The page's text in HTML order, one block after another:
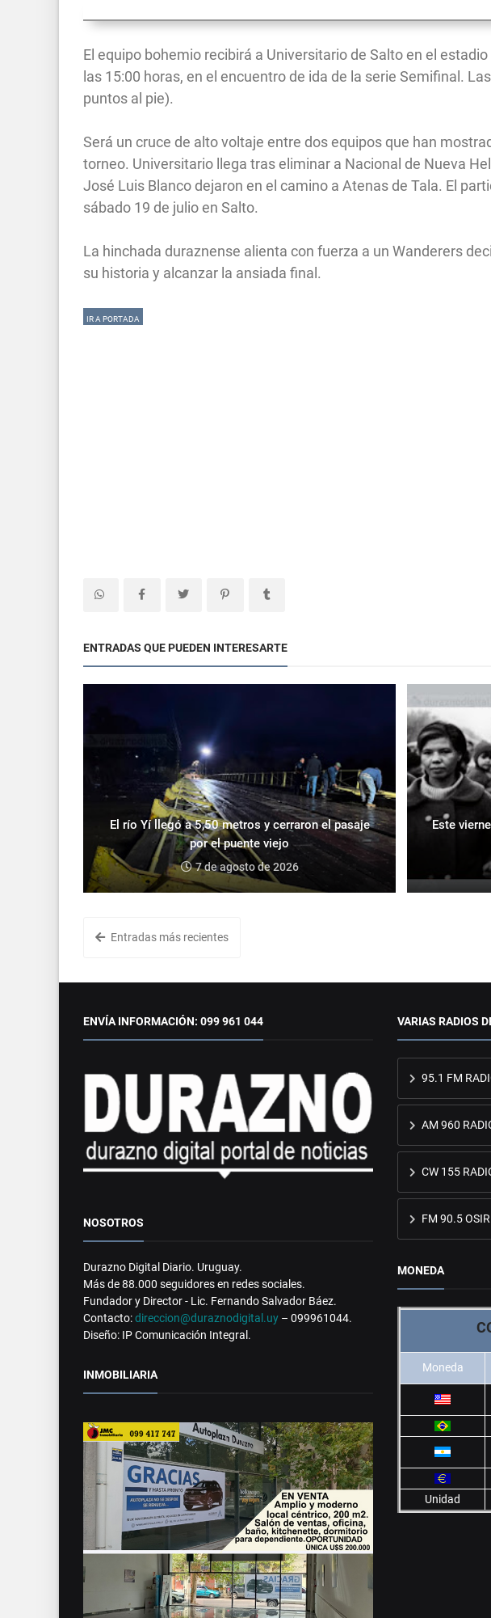
El equipo bohemio recibirá a Universitario de Salto en el
las 15:00 horas, en el encuentro de ida de la serie Semifinal.
puntos al pie).
Será un cruce de alto voltaje entre dos equipos que han
torneo. Universitario llega tras eliminar a Nacional de Nueva
José Luis Blanco dejaron en el camino a Atenas de Tala. El
sábado 19 de julio en Salto.
La hinchada duraznense alienta con fuerza a un Wanderers
su historia y alcanzar la ansiada final.
IR A PORTADA
ENTRADAS QUE PUEDEN INTERESARTE
El río Yí llegó a 5,50 metros y cerraron el pasaje
por el puente viejo
7 de agosto de 2026
Este
Entradas más recientes
ENVÍA INFORMACIÓN: 099 961 044
NOSOTROS
Durazno Digital Diario. Uruguay.
Más de 88.000 seguidores en redes sociales.
Fundador y Director - Lic. Fernando Salvador Báez.
Contacto:direccion@duraznodigital.uy – 099961044.
Diseño: IP Comunicación Integral.
INMOBILIARIA
VARIAS RADIOS
95.1 FM
AM 960
CW 155
FM 90.5
MONEDA
Moneda
Unidad